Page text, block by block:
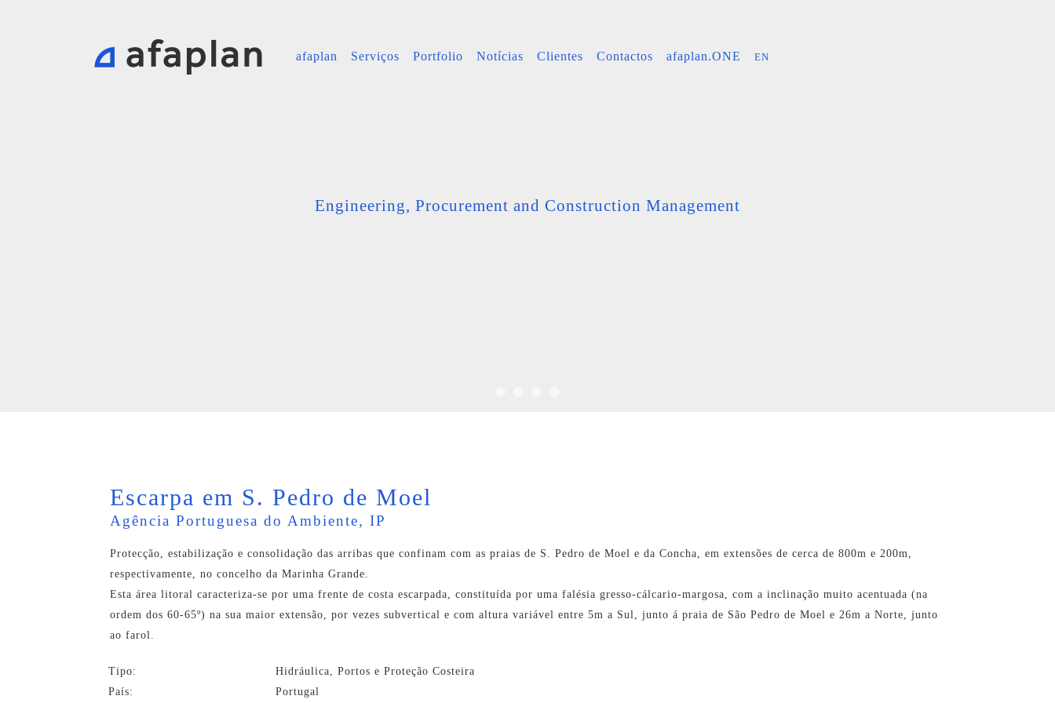
afaplan Serviços Portfolio Notícias Clientes Contactos afaplan.ONE EN
Engineering, Procurement and Construction Management
Escarpa em S. Pedro de Moel
Agência Portuguesa do Ambiente, IP
Protecção, estabilização e consolidação das arribas que confinam com as praias de S. Pedro de Moel e da Concha, em extensões de cerca de 800m e 200m,
respectivamente, no concelho da Marinha Grande.
Esta área litoral caracteriza-se por uma frente de costa escarpada, constituída por uma falésia gresso-cálcario-margosa, com a inclinação muito acentuada (na
ordem dos 60-65º) na sua maior extensão, por vezes subvertical e com altura variável entre 5m a Sul, junto á praia de São Pedro de Moel e 26m a Norte, junto
ao farol.
Tipo:
Hidráulica, Portos e Proteção Costeira
País:
Portugal